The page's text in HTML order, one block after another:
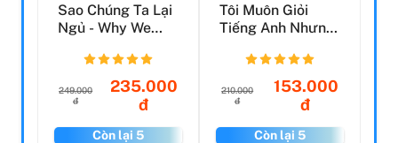
Sao Chúng Ta Lại
Ngủ - Why We
249.000
đ
235.000
đ
Còn lại 5
Tôi Muôn Giỏi
Tiếng Anh Nhưng
Chăm ...
210.000
đ
153.000
đ
Còn lại 5